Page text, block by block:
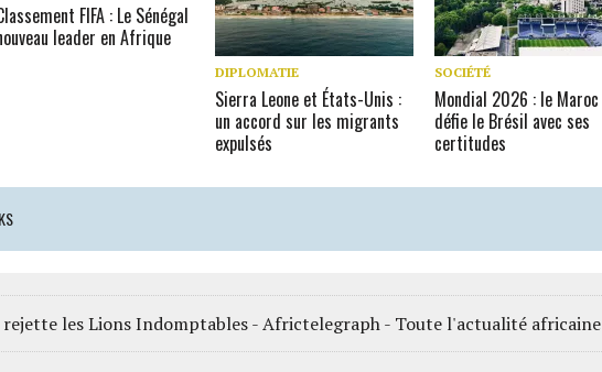
FIFA : Le Sénégal
leader en Afrique
DIPLOMATIE
Sierra Leone et États-Unis :
un accord sur les migrants
expulsés
SOCIÉTÉ
Mondial 2026 : le Maroc
défie le Brésil avec ses
certitudes
rejette les Lions Indomptables - Africtelegraph - Toute l'actualité africaine